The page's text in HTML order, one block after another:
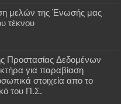
μελών της Ένωσής μας
τέκνου
Προστασίας Δεδομένων
για παραβίαση
στοιχεία απο το
του Π.Σ.